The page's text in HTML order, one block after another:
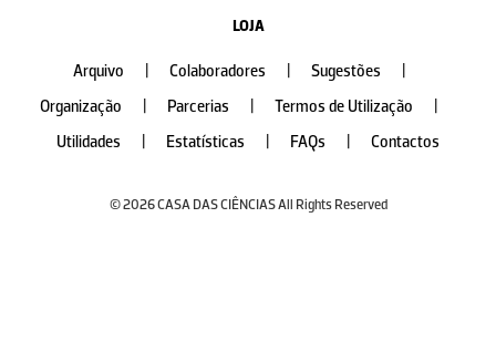
LOJA
Arquivo Colaboradores Sugestões
Organização
Parcerias Termos de Utilização
Utilidades
Estatísticas FAQs Contactos
© 2026 CASA DAS CIÊNCIAS All Rights Reserved